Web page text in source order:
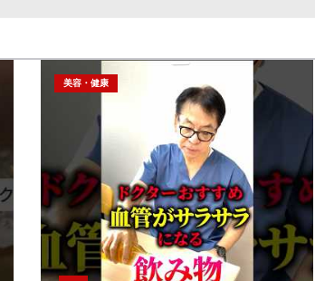
美容・健康